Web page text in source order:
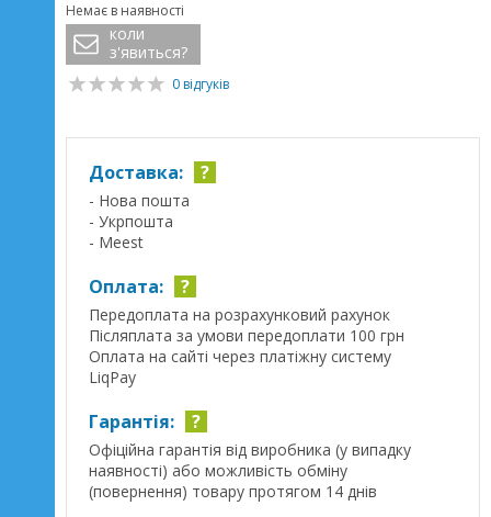
Немає в наявності
коли
з'явиться?
0 відгуків
Доставка: ?
- Нова пошта
- Укрпошта
- Meest
Оплата: ?
Передоплата на розрахунковий рахунок
Післяплата за умови передоплати 100 грн
Оплата на сайті через платіжну систему
LiqPay
Гарантія: ?
Офіційна гарантія від виробника (у випадку
наявності) або можливість обміну
(повернення) товару протягом 14 днів